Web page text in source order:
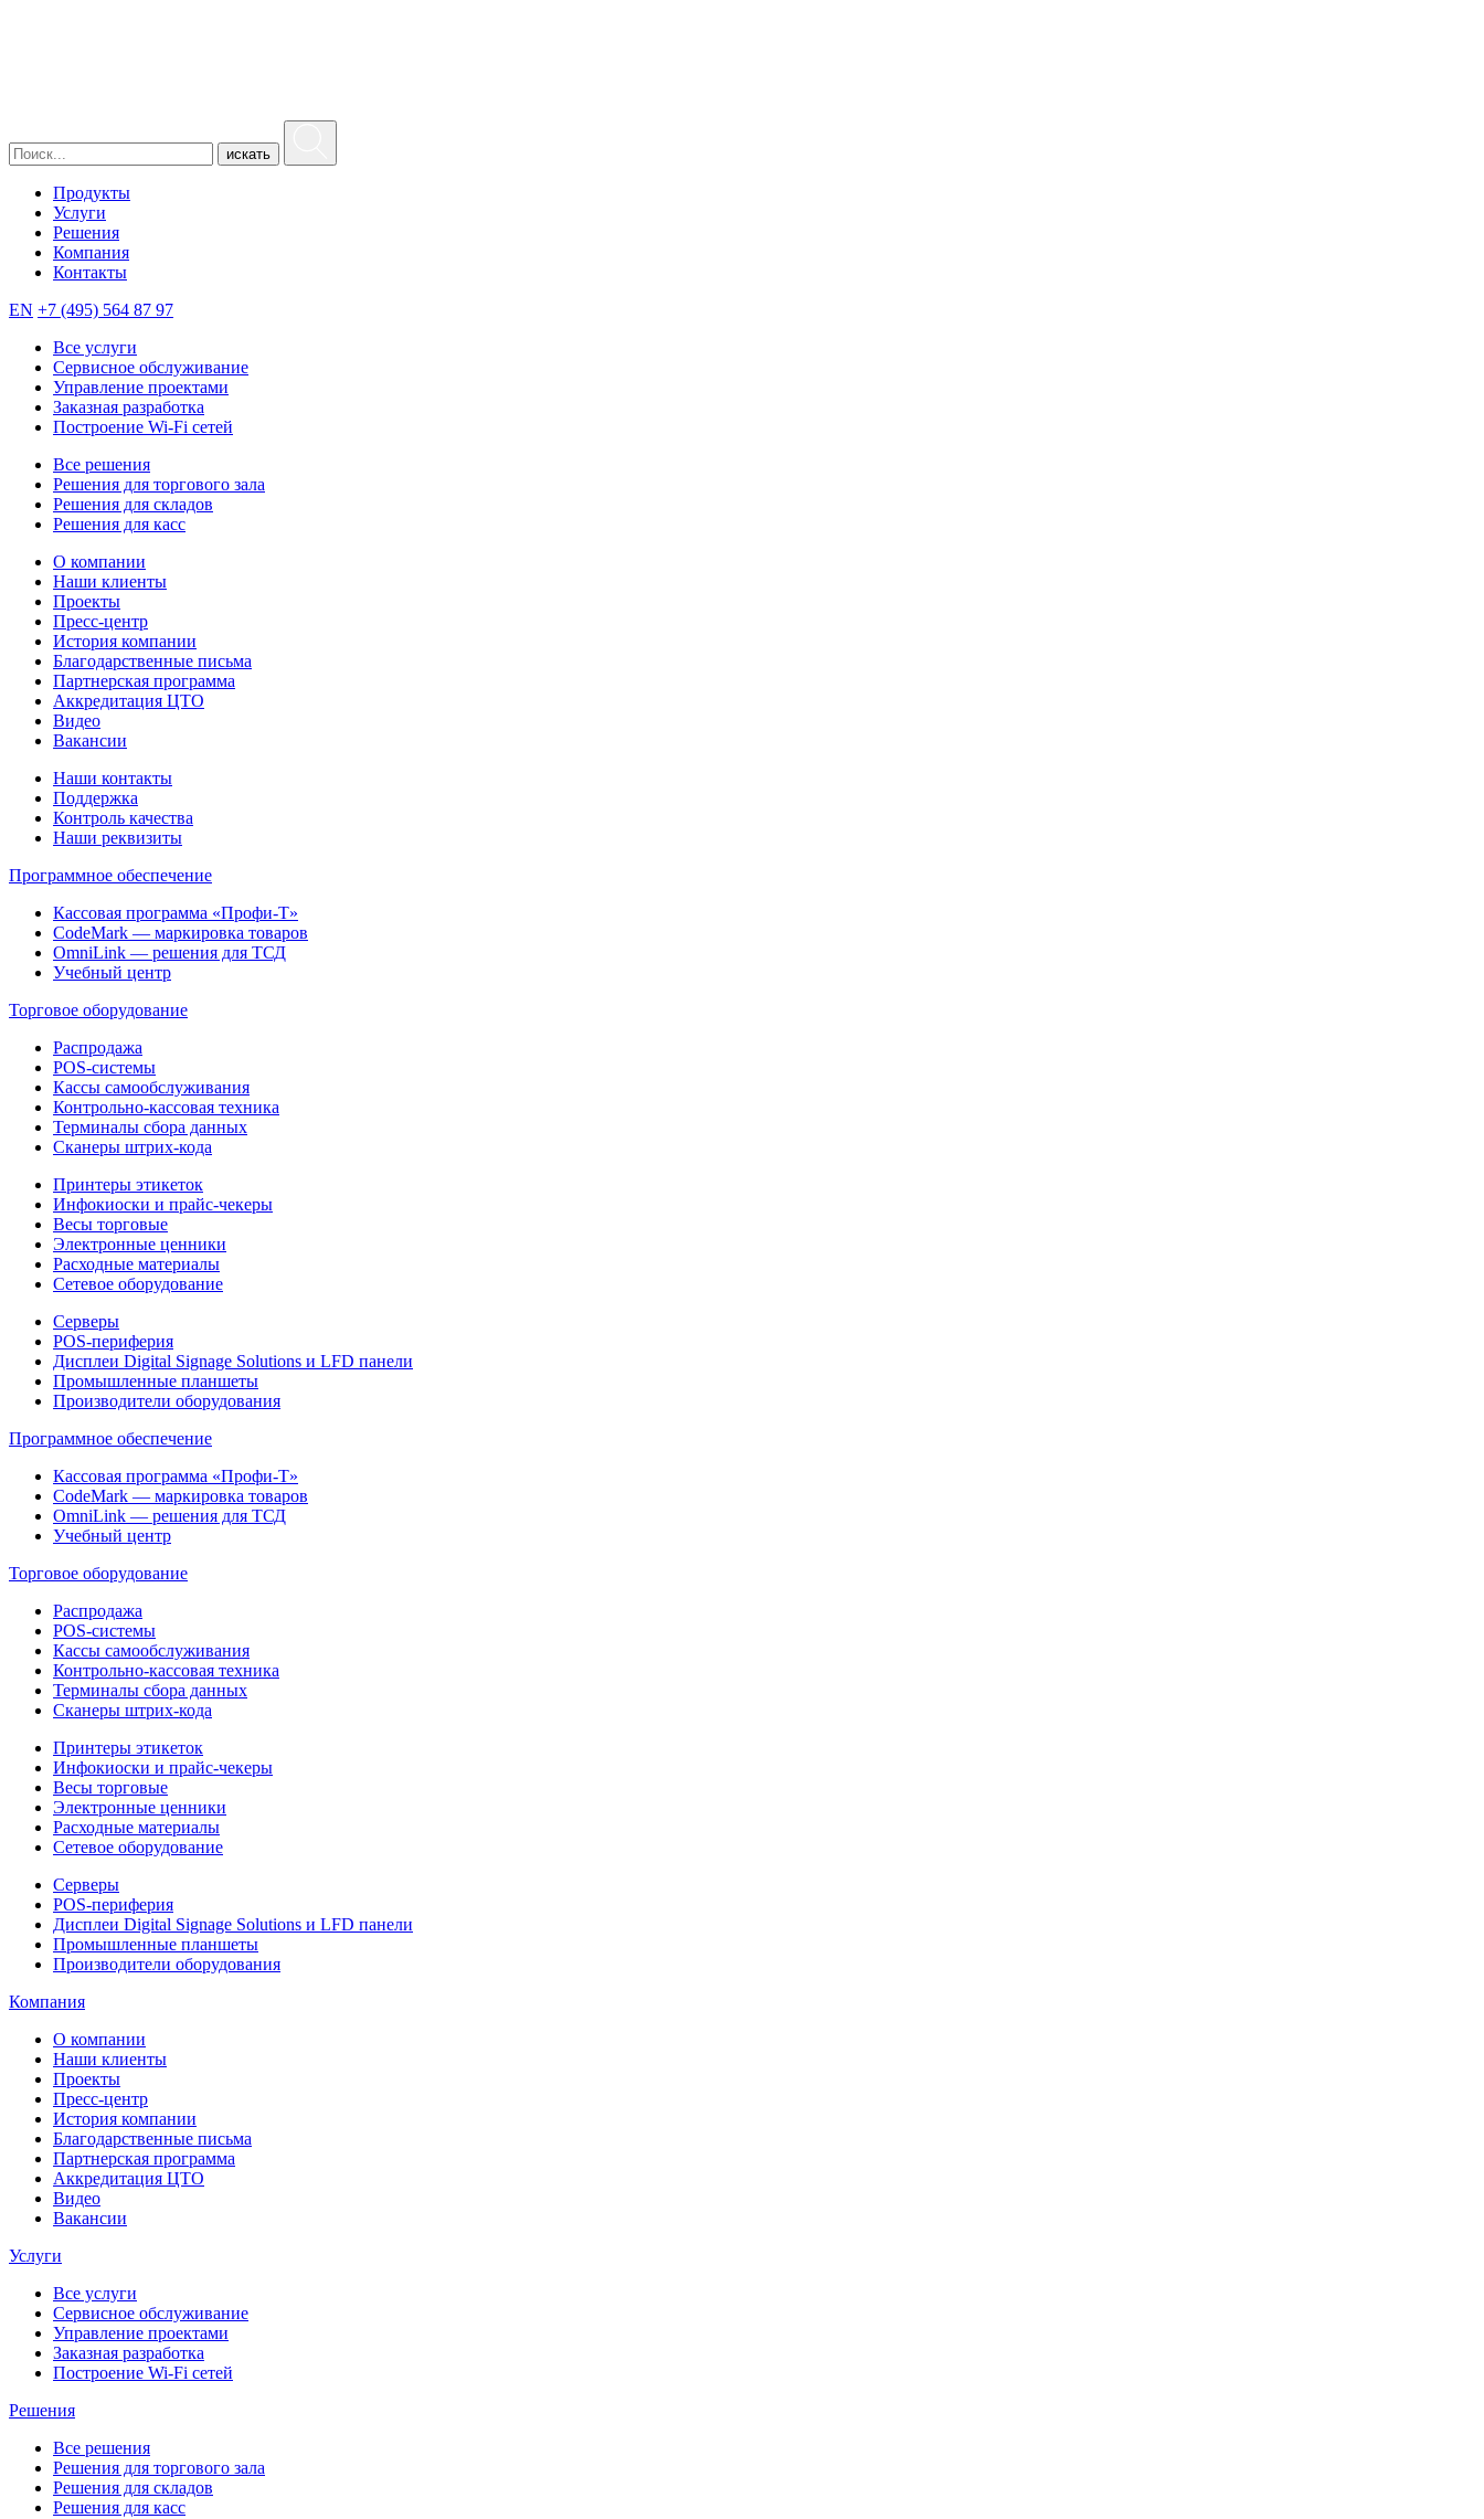
искать
Продукты
Услуги
Решения
Компания
Контакты
EN +7 (495) 564 87 97
Все услуги
Сервисное обслуживание
Управление проектами
Заказная разработка
Построение Wi-Fi сетей
Все решения
Решения для торгового зала
Решения для складов
Решения для касс
О компании
Наши клиенты
Проекты
Пресс-центр
История компании
Благодарственные письма
Партнерская программа
Аккредитация ЦТО
Видео
Вакансии
Наши контакты
Поддержка
Контроль качества
Наши реквизиты
Программное обеспечение
Кассовая программа «Профи-Т»
CodeMark — маркировка товаров
OmniLink — решения для ТСД
Учебный центр
Торговое оборудование
Распродажа
POS-системы
Кассы самообслуживания
Контрольно-кассовая техника
Терминалы сбора данных
Сканеры штрих-кода
Принтеры этикеток
Инфокиоски и прайс-чекеры
Весы торговые
Электронные ценники
Расходные материалы
Сетевое оборудование
Серверы
POS-периферия
Дисплеи Digital Signage Solutions и LFD панели
Промышленные планшеты
Производители оборудования
Программное обеспечение
Кассовая программа «Профи-Т»
CodeMark — маркировка товаров
OmniLink — решения для ТСД
Учебный центр
Торговое оборудование
Распродажа
POS-системы
Кассы самообслуживания
Контрольно-кассовая техника
Терминалы сбора данных
Сканеры штрих-кода
Принтеры этикеток
Инфокиоски и прайс-чекеры
Весы торговые
Электронные ценники
Расходные материалы
Сетевое оборудование
Серверы
POS-периферия
Дисплеи Digital Signage Solutions и LFD панели
Промышленные планшеты
Производители оборудования
Компания
О компании
Наши клиенты
Проекты
Пресс-центр
История компании
Благодарственные письма
Партнерская программа
Аккредитация ЦТО
Видео
Вакансии
Услуги
Все услуги
Сервисное обслуживание
Управление проектами
Заказная разработка
Построение Wi-Fi сетей
Решения
Все решения
Решения для торгового зала
Решения для складов
Решения для касс